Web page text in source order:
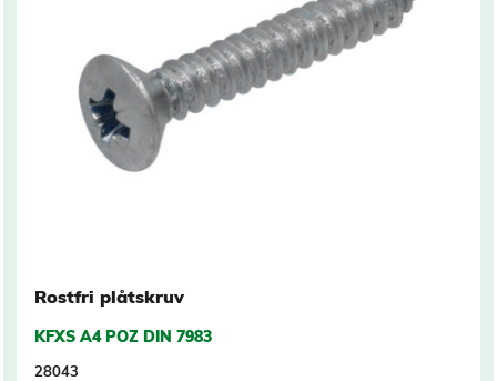
Rostfri plåtskruv
KFXS A4 POZ DIN 7983
28043